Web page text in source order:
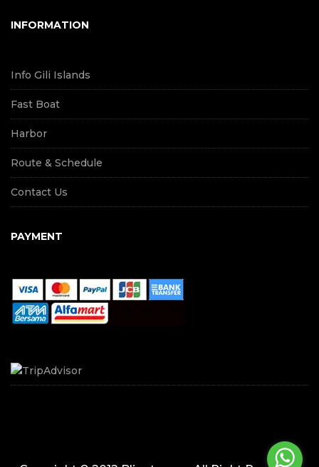
INFORMATION
Info Gili Islands
Fast Boat
Harbor
Route & Schedule
Contact Us
PAYMENT